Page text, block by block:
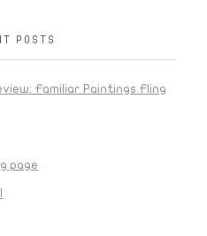
POSTS
Familiar Paintings Fling
page